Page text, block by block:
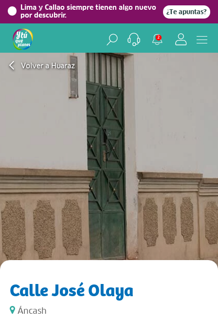
Lima y Callao siempre tienen algo nuevo
por descubrir.
¿Te apuntas?
2
Volver a Huaraz
Calle José Olaya
Áncash